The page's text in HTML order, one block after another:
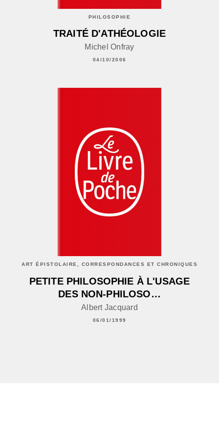
PHILOSOPHIE
TRAITÉ D'ATHÉOLOGIE
Michel Onfray
04/10/2006
ART ÉPISTOLAIRE, CORRESPONDANCES ET CHRONIQUES
PETITE PHILOSOPHIE À L'USAGE
DES NON-PHILOSO…
Albert Jacquard
06/01/1999